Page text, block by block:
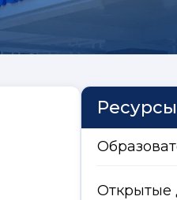
Ресурсы
Открытые